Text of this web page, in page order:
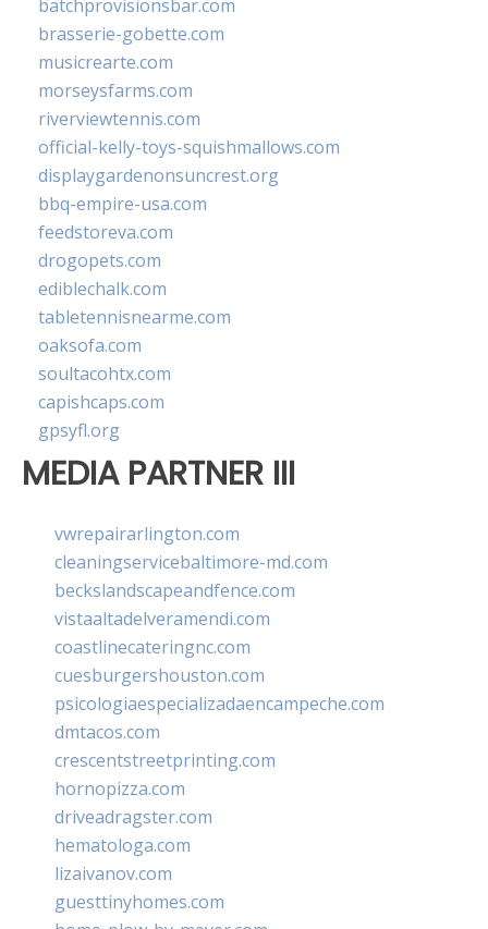
batchprovisionsbar.com
brasserie-gobette.com
musicrearte.com
morseysfarms.com
riverviewtennis.com
official-kelly-toys-squishmallows.com
displaygardenonsuncrest.org
bbq-empire-usa.com
feedstoreva.com
drogopets.com
ediblechalk.com
tabletennisnearme.com
oaksofa.com
soultacohtx.com
capishcaps.com
gpsyfl.org
MEDIA PARTNER III
vwrepairarlington.com
cleaningservicebaltimore-md.com
beckslandscapeandfence.com
vistaaltadelveramendi.com
coastlinecateringnc.com
cuesburgershouston.com
psicologiaespecializadaencampeche.com
dmtacos.com
crescentstreetprinting.com
hornopizza.com
driveadragster.com
hematologa.com
lizaivanov.com
guesttinyhomes.com